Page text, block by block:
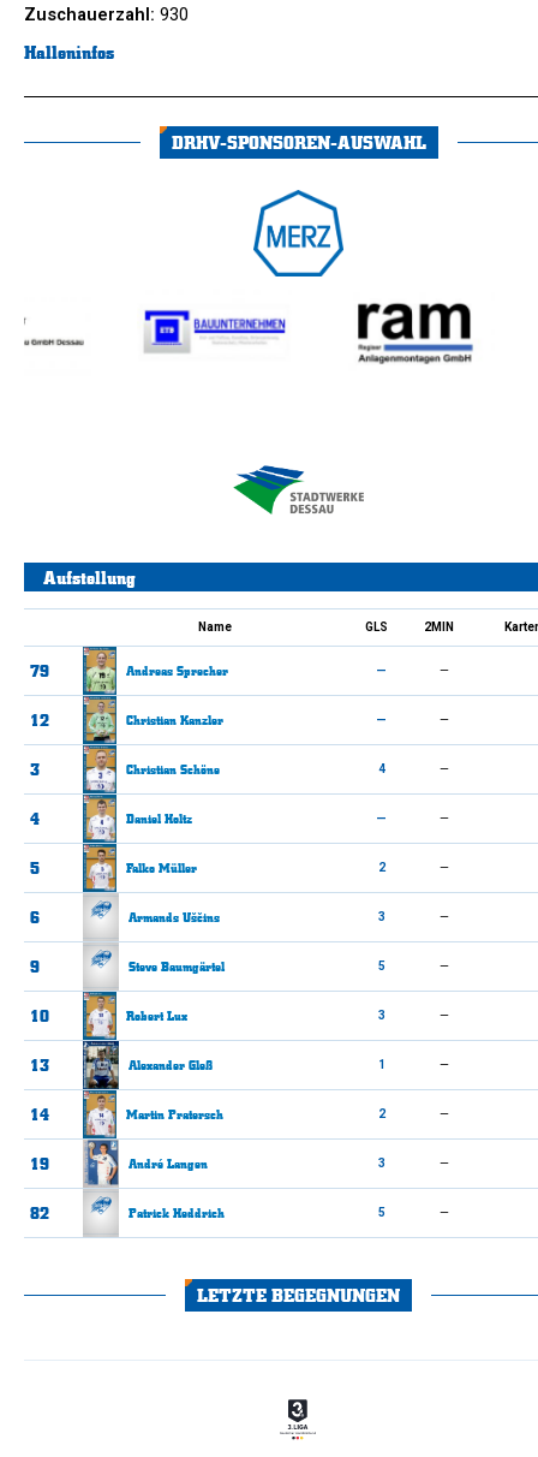
Zuschauerzahl: 930
Halleninfos
DRHV-SPONSOREN-AUSWAHL
Aufstellung
Name GLS 2MIN
79 Andreas Sprecher — —
12 ChristianKanzler — —
3 Christian Schöne 4 —
4 Daniel Holtz — —
5 Falko Müller 2 —
6 Armands Uščins 3 —
9 Steve Baumgärtel 5 —
10 Robert Lux 3 —
13 Alexander Gleß 1 —
14 Martin Pratersch 2 —
19 André Langen 3 —
82 Patrick Heddrich 5 —
LETZTE BEGEGNUNGEN